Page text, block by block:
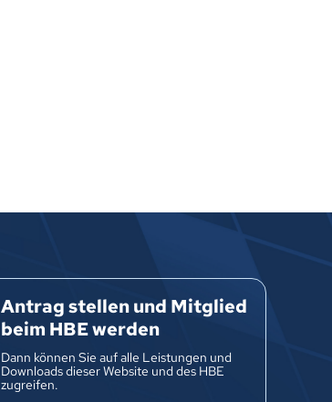
Antrag stellen und Mitglied
beim HBE werden
Dann können Sie auf alle Leistungen und
Downloads dieser Website und des HBE
zugreifen.